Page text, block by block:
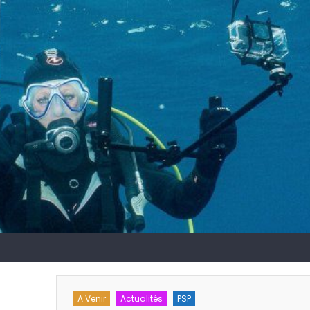
A Venir Actualités PSP